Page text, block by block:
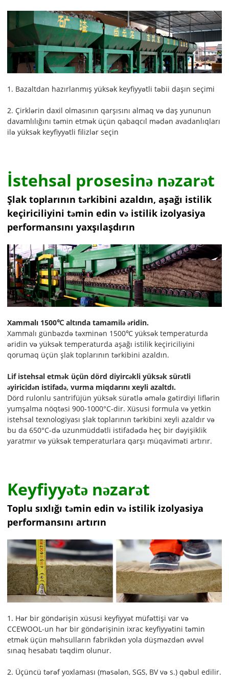
1. Bazaltdan hazırlanmış yüksək keyfiyyətli təbii daşın seçimi
2. Çirklərin daxil olmasının qarşısını almaq və daş yununun
davamlılığını təmin etmək üçün qabaqcıl mədən avadanlıqları
ilə yüksək keyfiyyətli filizlər seçin
İstehsal prosesinə nəzarət
Şlak toplarının tərkibini azaldın, aşağı istilik
keçiriciliyini təmin edin və istilik izolyasiya
performansını yaxşılaşdırın
Xammalı 1500℃ altında tamamilə əridin.
Xammalı günbəzdə təxminən 1500℃ yüksək temperaturda
əridin və yüksək temperaturda aşağı istilik keçiriciliyini
qorumaq üçün şlak toplarının tərkibini azaldın.
Lif istehsal etmək üçün dörd diyircəkli yüksək sürətli
əyiricidən istifadə, vurma miqdarını xeyli azaltdı.
Dörd rulonlu santrifüjün yüksək sürətlə əmələ gətirdiyi liflərin
yumşalma nöqtəsi 900-1000°C-dir. Xüsusi formula və yetkin
istehsal texnologiyası şlak toplarının tərkibini xeyli azaldır və
bu da 650°C-də uzunmüddətli istifadədə heç bir dəyişiklik
yaratmır və yüksək temperaturlara qarşı müqaviməti artırır.
Keyfiyyətə nəzarət
Toplu sıxlığı təmin edin və istilik izolyasiya
performansını artırın
1. Hər bir göndərişin xüsusi keyfiyyət müfəttişi var və
CCEWOOL-un hər bir göndərişinin ixrac keyfiyyətini təmin
etmək üçün məhsulların fabrikdən yola düşməzdən əvvəl
sınaq hesabatı təqdim olunur.
2. Üçüncü tərəf yoxlaması (məsələn, SGS, BV və s.) qəbul edilir.